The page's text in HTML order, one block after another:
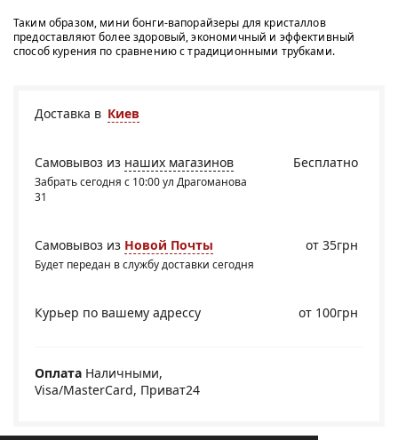
Таким образом, мини бонги-вапорайзеры для кристаллов
предоставляют более здоровый, экономичный и эффективный
способ курения по сравнению с традиционными трубками.
Доставка в Киев
Бесплатно
Самовывоз из наших магазинов
Забрать сегодня с 10:00 ул Драгоманова
31
Самовывоз из Новой Почты
Будет передан в службу доставки сегодня
от 35грн
Курьер по вашему адрессу от 100грн
Оплата Наличными,
Visa/MasterCard, Приват24